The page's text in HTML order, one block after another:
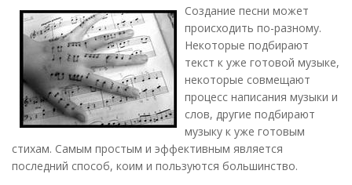
Создание песни может
происходить по-разному.
Некоторые подбирают
текст к уже готовой музыке,
некоторые совмещают
процесс написания музыки и
слов, другие подбирают
музыку к уже готовым
стихам. Самым простым и эффективным является
последний способ, коим и пользуются большинство.